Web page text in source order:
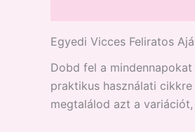
Egyedi Vicces Feliratos
Dobd fel a
praktikus használati
megtalálod azt a